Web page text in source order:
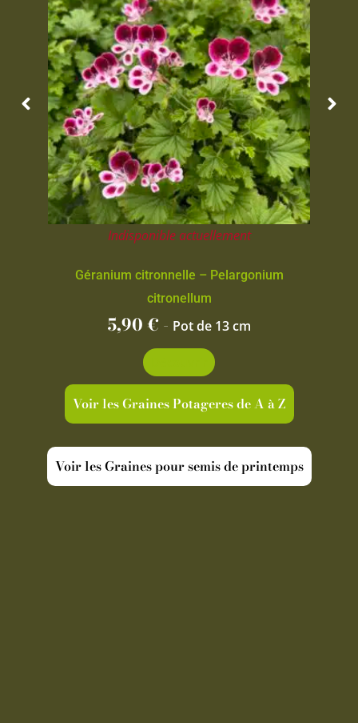
Indisponible actuellement
Géranium citronnelle – Pelargonium
citronellum
5,90€ - Pot de 13 cm
Voir les Graines Potageres de A à Z
Voir les Graines pour semis de printemps